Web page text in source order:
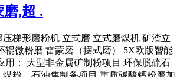
,超 .
压梯形磨粉机 立式磨 立式磨煤机 矿渣立
辊微粉磨 雷蒙磨（摆式磨） 5X欧版智能
用： 大型非金属矿制粉项目 环保脱硫石
煤粉、石油焦制备项目 重质碳酸钙粉磨加